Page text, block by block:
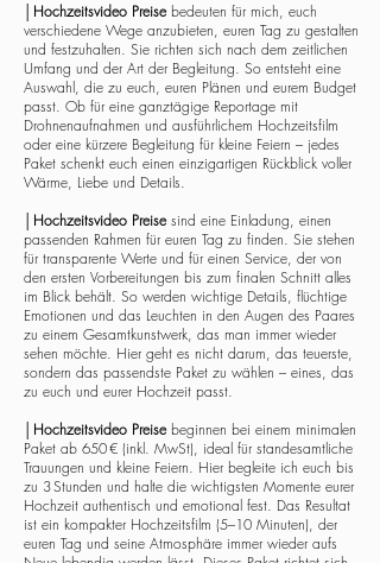
Hochzeitsvideo Preisebedeuten für mich, euch
verschiedene Wege anzubieten, euren Tag zu gestalten
und festzuhalten. Sie richten sich nach dem zeitlichen
Umfang und der Art der Begleitung. So entsteht eine
Auswahl, die zu euch, euren Plänen und eurem Budget
passt. Ob für eine ganztägige Reportage mit
Drohnenaufnahmen und ausführlichem Hochzeitsfilm
oder eine kürzere Begleitung für kleine Feiern – jedes
Paket schenkt euch einen einzigartigen Rückblick voller
Wärme, Liebe und Details.
Hochzeitsvideo Preisesind eine Einladung, einen
passenden Rahmen für euren Tag zu finden. Sie stehen
für transparente Werte und für einen Service, der von
den ersten Vorbereitungen bis zum finalen Schnitt alles
im Blick behält. So werden wichtige Details, flüchtige
Emotionen und das Leuchten in den Augen des Paares
zu einem Gesamtkunstwerk, das man immer wieder
sehen möchte. Hier geht es nicht darum, das teuerste,
sondern das passendste Paket zu wählen – eines, das
zu euch und eurer Hochzeit passt.
Hochzeitsvideo Preisebeginnen bei einem minimalen
Paket ab 650 € (inkl. MwSt), ideal für standesamtliche
Trauungen und kleine Feiern. Hier begleite ich euch bis
zu 3 Stunden und halte die wichtigsten Momente eurer
Hochzeit authentisch und emotional fest. Das Resultat
ist ein kompakter Hochzeitsfilm (5–10 Minuten), der
euren Tag und seine Atmosphäre immer wieder aufs